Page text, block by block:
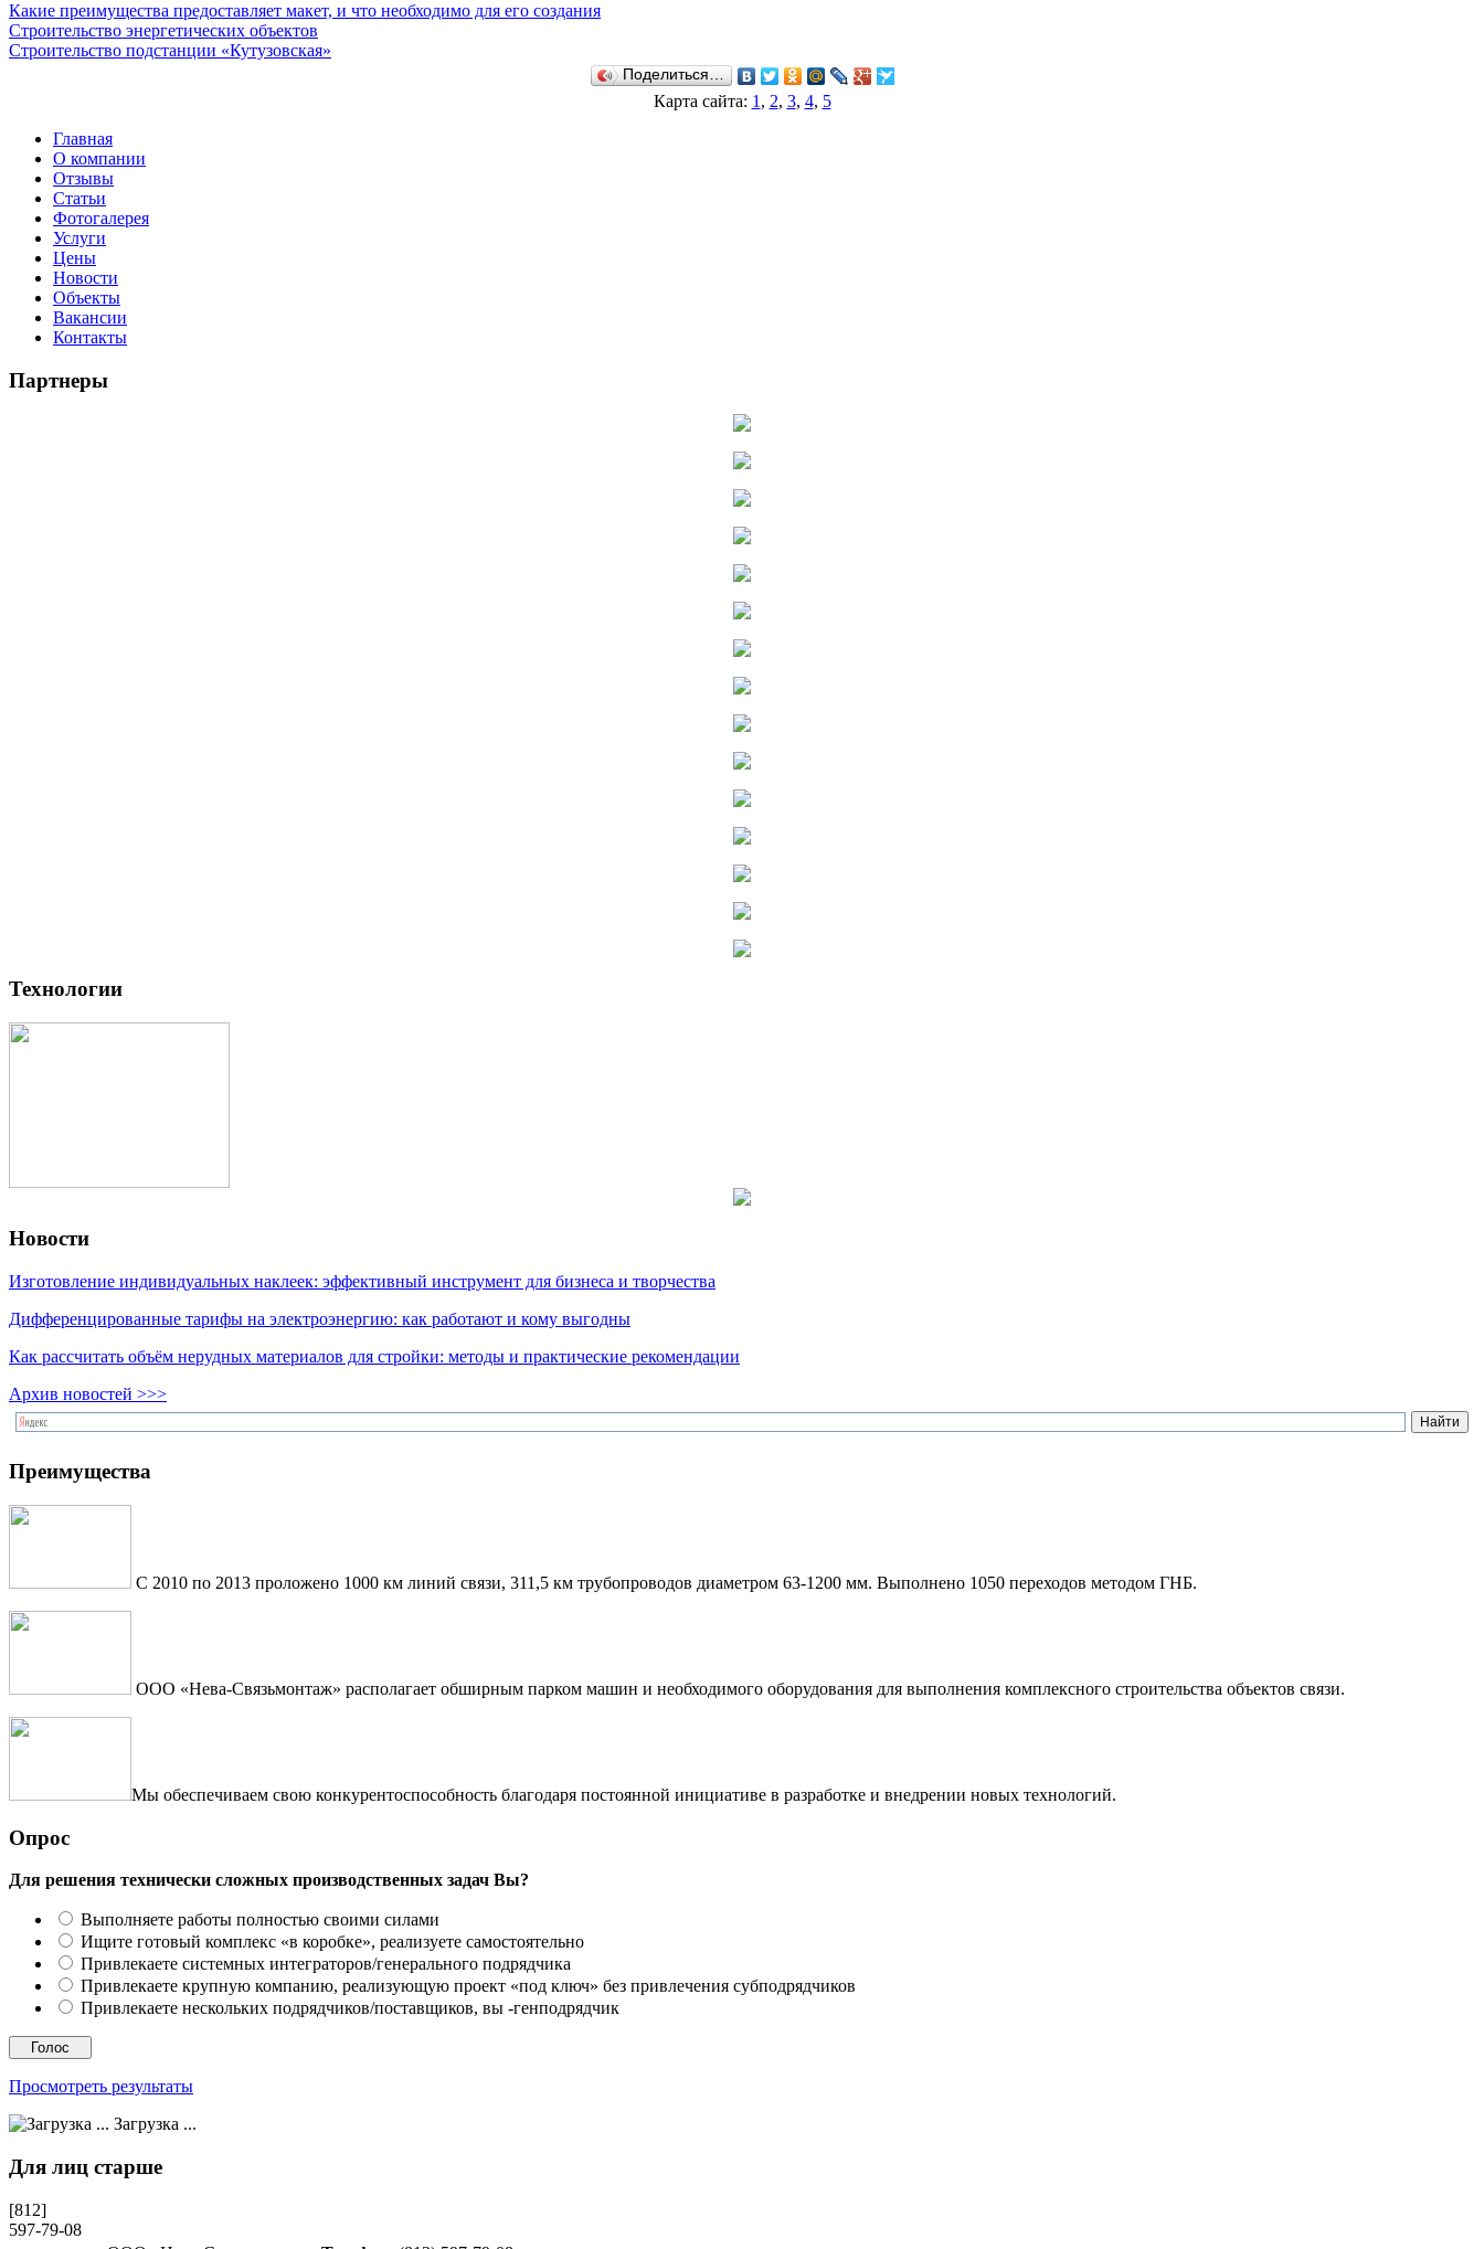
Какие преимущества предоставляет макет, и что необходимо для его создания
Строительство энергетических объектов
Строительство подстанции «Кутузовская»
Поделиться…
Карта сайта: 1 , 2, 3, 4, 5
Главная
О компании
Отзывы
Статьи
Фотогалерея
Услуги
Цены
Новости
Объекты
Вакансии
Контакты
Партнеры
Технологии
Новости
Изготовление индивидуальных наклеек: эффективный инструмент для бизнеса и творчества
Дифференцированные тарифы на электроэнергию: как работают и кому выгодны
Как рассчитать объём нерудных материалов для стройки: методы и практические рекомендации
Архив новостей >>>
Преимущества
С 2010 по 2013 проложено 1000 км линий связи, 311,5 км трубопроводов диаметром 63-1200 мм. Выполнено 1050 переходов методом ГНБ.
ООО «Нева-Связьмонтаж» располагает обширным парком машин и необходимого оборудования для выполнения комплексного строительства объектов связи.
Мы обеспечиваем свою конкурентоспособность благодаря постоянной инициативе в разработке и внедрении новых технологий.
Опрос
Для решения технически сложных производственных задач Вы?
Выполняете работы полностью своими силами
Ищите готовый комплекс «в коробке», реализуете самостоятельно
Привлекаете системных интеграторов/генерального подрядчика
Привлекаете крупную компанию, реализующую проект «под ключ» без привлечения субподрядчиков
Привлекаете нескольких подрядчиков/поставщиков, вы -генподрядчик
Просмотреть результаты
Загрузка ...
Для лиц старше
[812]
597-79-08